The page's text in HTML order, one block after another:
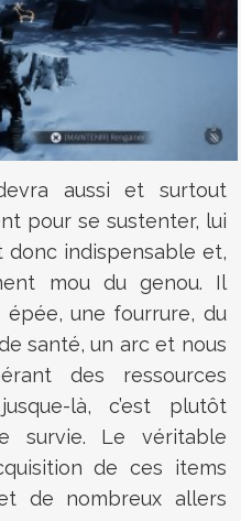
aussi et surtout
pour se sustenter, lui
indispensable et,
mou du genou. Il
une fourrure, du
santé, un arc et nous
des ressources
là, c’est plutôt
survie. Le véritable
de ces items
de nombreux allers